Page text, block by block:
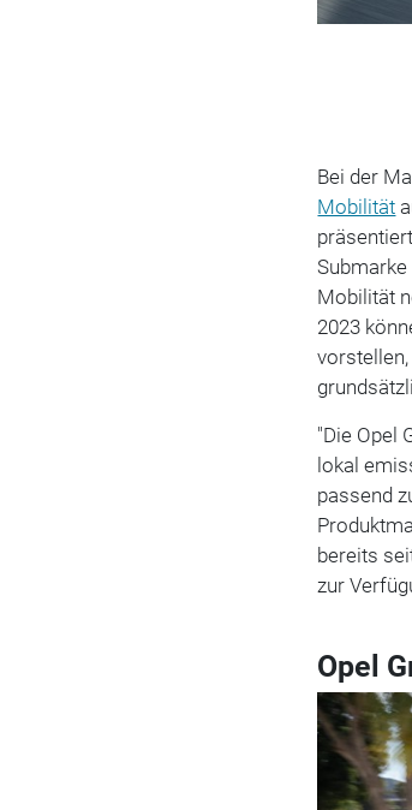
Bei der
Mobilität
Mobilität
2023
"Die Opel
lokal
passend
bereits
zur
Opel